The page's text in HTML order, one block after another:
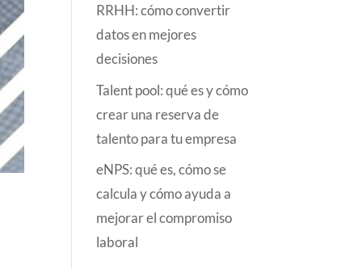
RRHH: cómo convertir
datos en mejores
decisiones
Talent pool: qué es y cómo
crear una reserva de
talento para tu empresa
eNPS: qué es, cómo se
calcula y cómo ayuda a
mejorar el compromiso
laboral